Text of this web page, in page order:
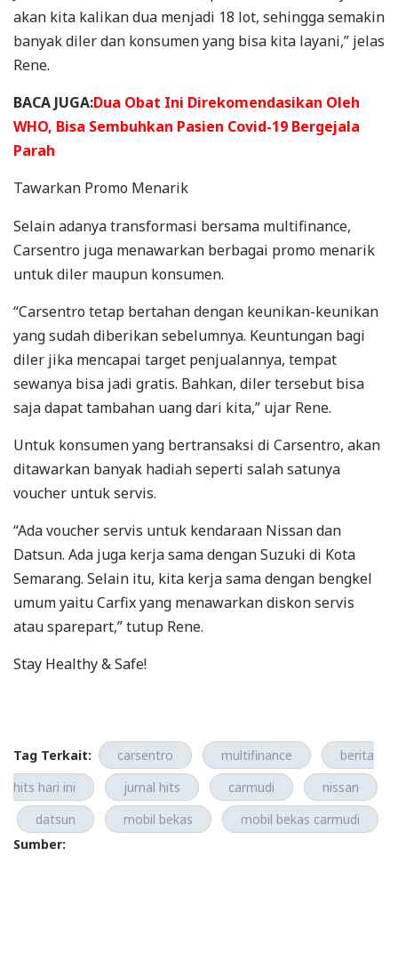
akan kita kalikan dua menjadi 18 lot, sehingga semakin
banyak diler dan konsumen yang bisa kita layani,” jelas
Rene.
BACA JUGA:Dua Obat Ini Direkomendasikan Oleh
WHO, Bisa Sembuhkan Pasien Covid-19 Bergejala
Parah
Tawarkan Promo Menarik
Selain adanya transformasi bersama multifinance,
Carsentro juga menawarkan berbagai promo menarik
untuk diler maupun konsumen.
“Carsentro tetap bertahan dengan keunikan-keunikan
yang sudah diberikan sebelumnya. Keuntungan bagi
diler jika mencapai target penjualannya, tempat
sewanya bisa jadi gratis. Bahkan, diler tersebut bisa
saja dapat tambahan uang dari kita,” ujar Rene.
Untuk konsumen yang bertransaksi di Carsentro, akan
ditawarkan banyak hadiah seperti salah satunya
voucher untuk servis.
“Ada voucher servis untuk kendaraan Nissan dan
Datsun. Ada juga kerja sama dengan Suzuki di Kota
Semarang. Selain itu, kita kerja sama dengan bengkel
umum yaitu Carfix yang menawarkan diskon servis
atau sparepart,” tutup Rene.
Stay Healthy & Safe!
Tag Terkait: carsentro multifinance
berita
hits hari ini
jurnal hits carmudi
nissan
datsun
mobil bekas
mobil bekas carmudi
Sumber: